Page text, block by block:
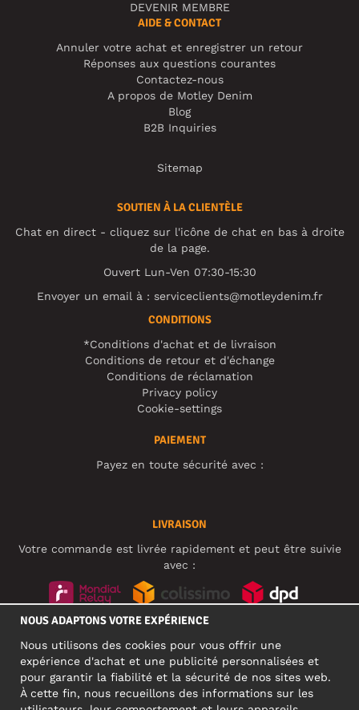
DEVENIR MEMBRE
AIDE & CONTACT
Annuler votre achat et enregistrer un retour
Réponses aux questions courantes
Contactez-nous
A propos de Motley Denim
Blog
B2B Inquiries
Sitemap
SOUTIEN À LA CLIENTÈLE
Chat en direct - cliquez sur l'icône de chat en bas à droite
de la page.
Ouvert Lun-Ven 07:30-15:30
Envoyer un email à : serviceclients@motleydenim.fr
CONDITIONS
*Conditions d'achat et de livraison
Conditions de retour et d'échange
Conditions de réclamation
Privacy policy
Cookie-settings
PAIEMENT
Payez en toute sécurité avec :
LIVRAISON
Votre commande est livrée rapidement et peut être suivie
avec :
ADRESSE PROFESSIONNELLE
NOUS ADAPTONS VOTRE EXPÉRIENCE
Nous utilisons des cookies pour vous offrir une
expérience d'achat et une publicité personnalisées et
pour garantir la fiabilité et la sécurité de nos sites web.
À cette fin, nous recueillons des informations sur les